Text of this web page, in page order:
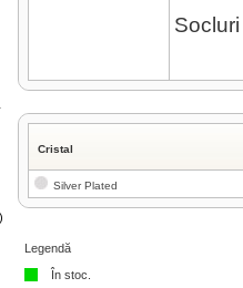
Socluri
Cristal
Silver Plated
Legendă
În stoc.